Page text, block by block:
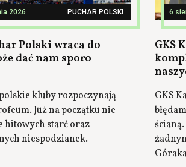
2026 PUCHAR POLSKI
Polski wraca do
dać nam sporo
kluby rozpoczynają
Już na początku nie
hitowych starć oraz
niespodzianek.
6
GKS
GKS